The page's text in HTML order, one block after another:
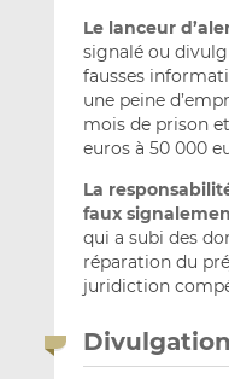
Le lanceur
signalé ou
fausses
une peine
mois de prison
euros à 50 000
La
faux
qui a subi des
réparation du
juridiction